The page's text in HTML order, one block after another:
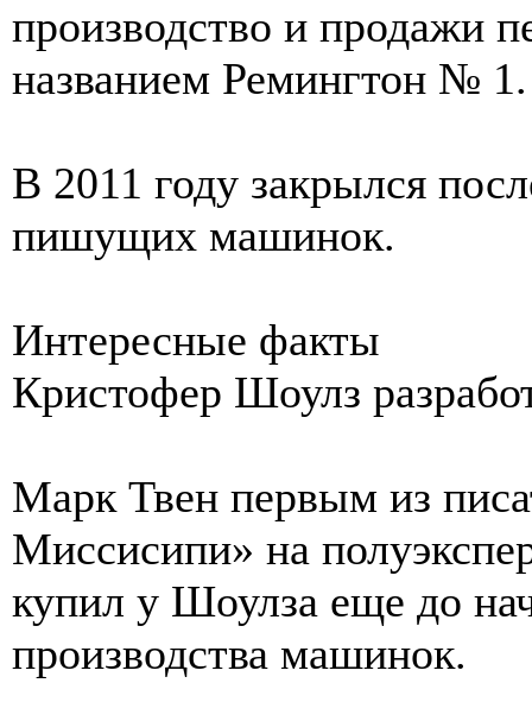
производство и продажи
названием Ремингтон № 1.
В 2011 году закрылся
пишущих машинок.
Интересные факты
Кристофер Шоулз
Марк Твен первым из
Миссисипи» на
купил у Шоулза еще до
производства машинок.